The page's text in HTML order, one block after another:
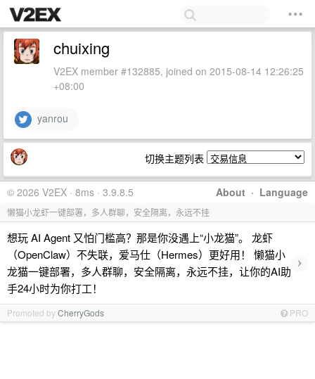
chuixing
V2EX member #132885, joined on 2015-08-14 12:26:25
+08:00
yanrou
切换主题列表
About · Language
© 2026 V2EX · 8ms · 3.9.8.5
懒猫小龙虾一键部署，多人群聊，安全隔离，永远不挂
想玩 AI Agent 又怕门槛高？那是你没遇上“小龙猫”。 龙虾
（OpenClaw）不失联，爱马仕（Hermes）更好用！ 懒猫小
龙猫一键部署，多人群聊，安全隔离，永远不挂，让你的AI助
手24小时为你打工！
›
Promoted byCherryGods PRO